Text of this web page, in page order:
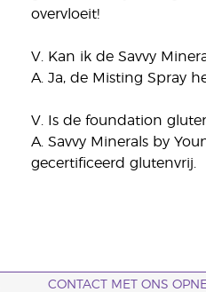
overvloeit!
V. Kan ik de Savvy
A. Ja, de Misting Spray
V. Is de foundation
A. Savvy Minerals by
gecertificeerd glutenvrij.
CONTACT MET ONS